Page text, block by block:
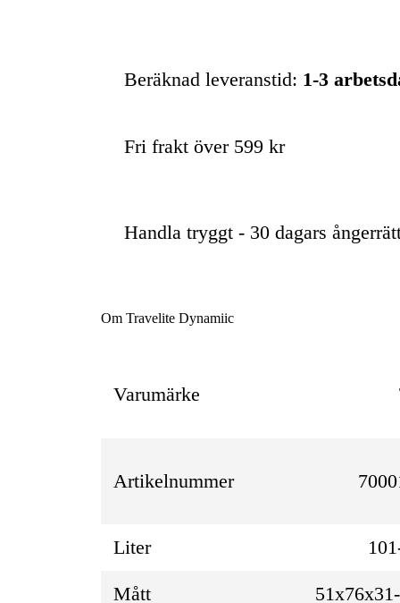
Beräknad leveranstid: 1-3
Fri frakt över 599 kr
Handla tryggt - 30 dagars
Om Travelite Dynamiic
Varumärke
Artikelnummer
Liter
Mått